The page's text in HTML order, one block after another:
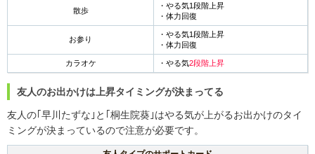
散歩
・やる気1段階上昇
・体力回復
お参り
・やる気1段階上昇
・体力回復
カラオケ ・やる気2段階上昇
友人のお出かけは上昇タイミングが決まってる
友人の｢早川たずな｣と｢桐生院葵｣はやる気が上がるお出かけのタイ
ミングが決まっているので注意が必要です。